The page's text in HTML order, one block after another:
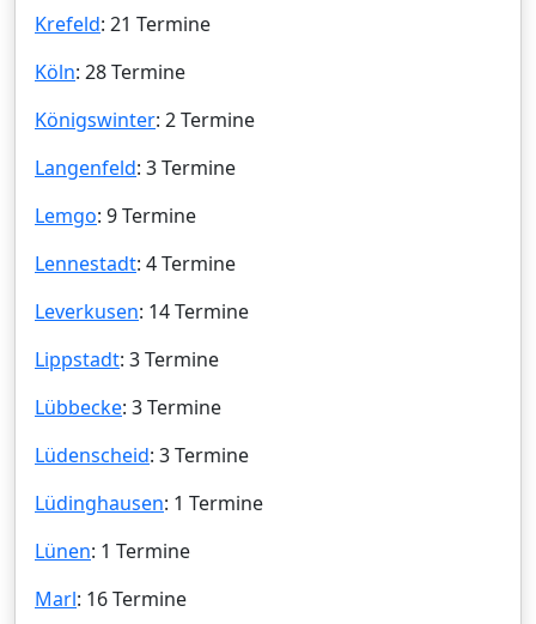
Krefeld: 21 Termine
Köln: 28 Termine
Königswinter: 2 Termine
Langenfeld: 3 Termine
Lemgo: 9 Termine
Lennestadt: 4 Termine
Leverkusen: 14 Termine
Lippstadt: 3 Termine
Lübbecke: 3 Termine
Lüdenscheid: 3 Termine
Lüdinghausen: 1 Termine
Lünen: 1 Termine
Marl: 16 Termine